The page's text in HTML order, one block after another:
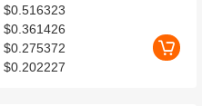
$0.516323
$0.361426
$0.275372
$0.202227